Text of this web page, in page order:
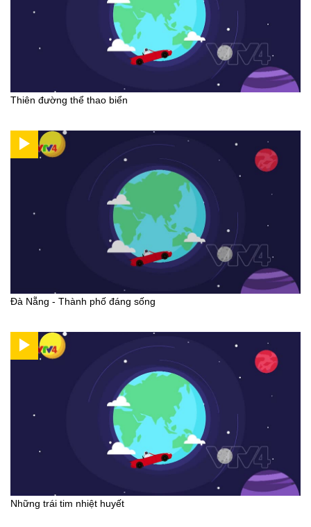
Thiên đường thể thao biển
Đà Nẵng - Thành phố đáng sống
Những trái tim nhiệt huyết